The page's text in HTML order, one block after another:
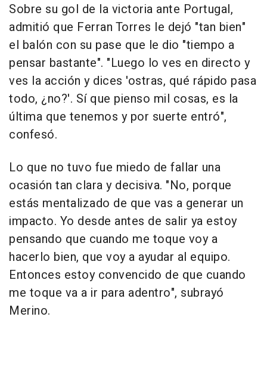
Sobre su gol de la victoria ante Portugal,
admitió que Ferran Torres le dejó "tan bien"
el balón con su pase que le dio "tiempo a
pensar bastante". "Luego lo ves en directo y
ves la acción y dices 'ostras, qué rápido pasa
todo, ¿no?'. Sí que pienso mil cosas, es la
última que tenemos y por suerte entró",
confesó.
Lo que no tuvo fue miedo de fallar una
ocasión tan clara y decisiva. "No, porque
estás mentalizado de que vas a generar un
impacto. Yo desde antes de salir ya estoy
pensando que cuando me toque voy a
hacerlo bien, que voy a ayudar al equipo.
Entonces estoy convencido de que cuando
me toque va a ir para adentro", subrayó
Merino.